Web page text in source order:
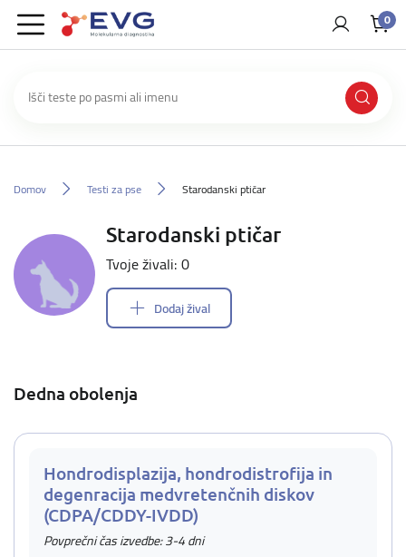
0
Domov Testi za pse Starodanski ptičar
Starodanski ptičar
Tvoje živali: 0
Dodaj žival
Dedna obolenja
Hondrodisplazija, hondrodistrofija in
degenracija medvretenčnih diskov
(CDPA/CDDY-IVDD)
Povprečni čas izvedbe: 3-4 dni